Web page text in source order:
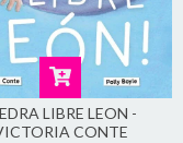
LIBRE LEON -
CONTE